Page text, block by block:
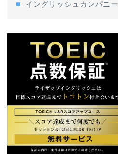
イングリッシュカンパニー